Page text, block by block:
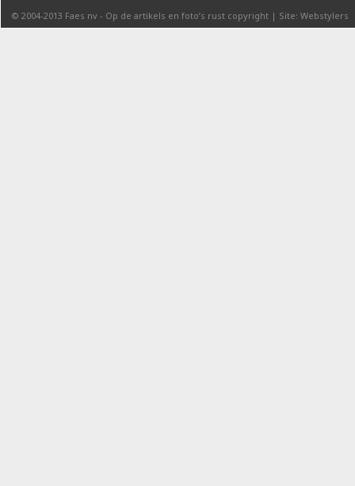
© 2004-2013 Faes nv - Op de artikels en foto’s rust copyright | Site: Webstylers